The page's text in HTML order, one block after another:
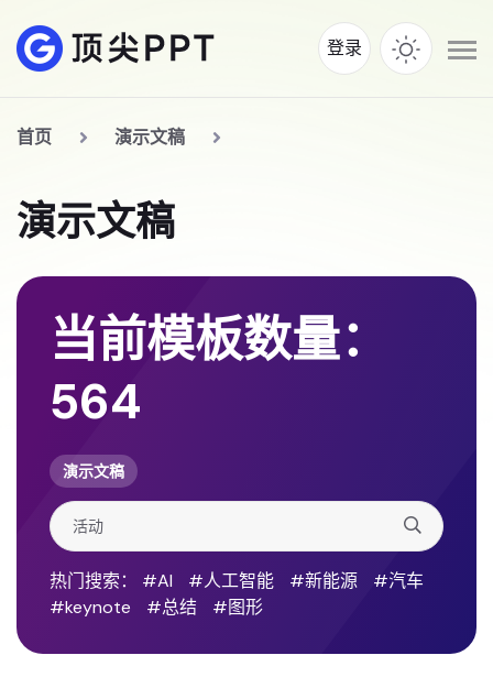
登录
首页 演示文稿
演示文稿
当前模板数量：
564
演示文稿
热门搜索： #AI #人工智能 #新能源
#汽车
#keynote
#总结 #图形